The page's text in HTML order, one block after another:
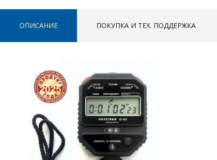
ОПИСАНИЕ ПОКУПКА И ТЕХ. ПОДДЕРЖКА